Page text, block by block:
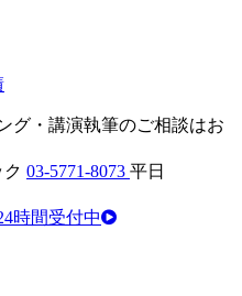
グ・ 講演執筆のご相談はお
03-5771-8073 平日
時間受付中